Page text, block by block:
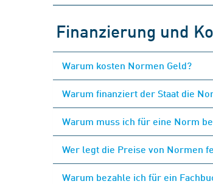
Finanzierung und
Warum kosten Normen Geld?
Warum finanziert der Staat die
Warum muss ich für eine Norm
Wer legt die Preise von Normen
Warum bezahle ich für ein